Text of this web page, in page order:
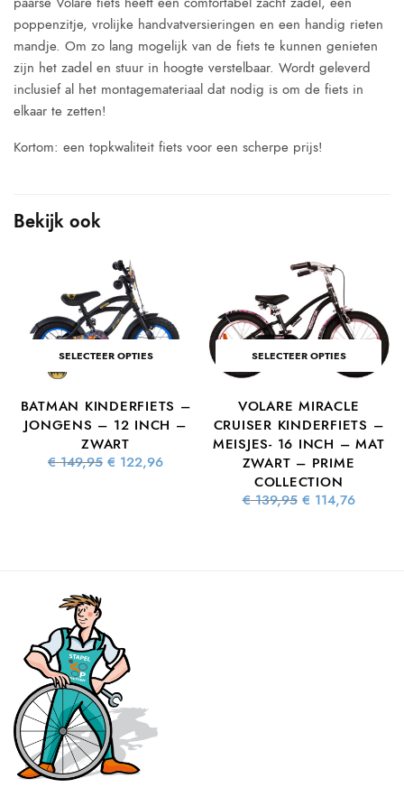
poppenzitje, vrolijke handvatversieringen en een handig rieten
mandje. Om zo lang mogelijk van de fiets te kunnen genieten
zijn het zadel en stuur in hoogte verstelbaar. Wordt geleverd
inclusief al het montagemateriaal dat nodig is om de fiets in
elkaar te zetten!
Kortom: een topkwaliteit fiets voor een scherpe prijs!
Bekijk ook
SELECTEER OPTIES
BATMAN KINDERFIETS –
JONGENS – 12 INCH –
ZWART
€149,95 Oorspronkelijke
prijs was:
€ 122,96
SELECTEER OPTIES
VOLARE MIRACLE
CRUISER KINDERFIETS –
MEISJES- 16 INCH – MAT
ZWART – PRIME
COLLECTION
€139,95 Oorspronkelijke
prijs was:
€ 114,76